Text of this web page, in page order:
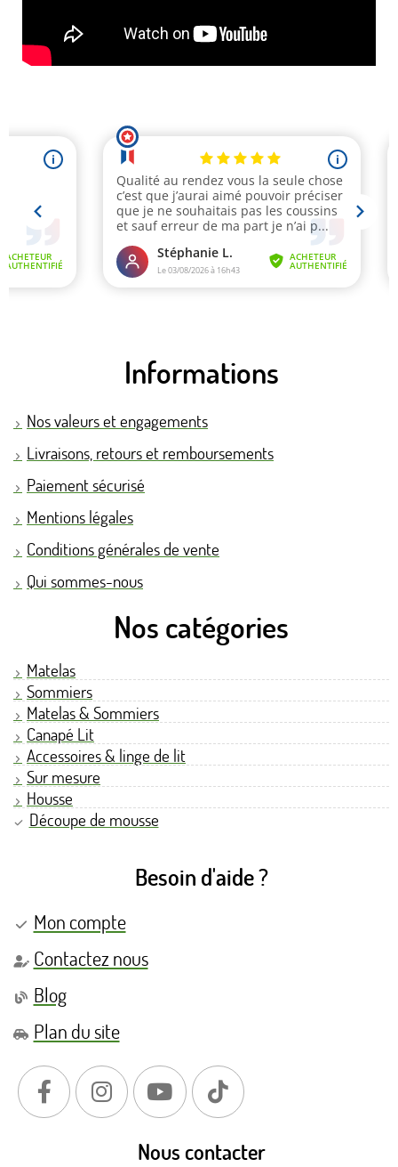
Informations
Nos valeurs et engagements
Livraisons, retours et remboursements
Paiement sécurisé
Mentions légales
Conditions générales de vente
Qui sommes-nous
Nos catégories
Matelas
Sommiers
Matelas & Sommiers
Canapé Lit
Accessoires & linge de lit
Sur mesure
Housse
Découpe de mousse
Besoin d'aide ?
Mon compte
Contactez nous
Blog
Plan du site
Nous contacter